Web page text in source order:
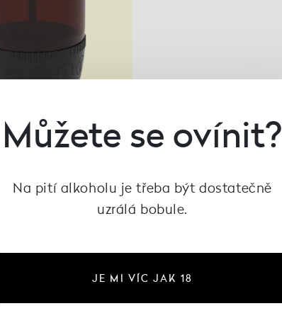
20L
KEG, Cantine
Borga
Můžete se ovínit?
Na pití alkoholu je třeba být dostatečně
uzrálá bobule.
JE MI VÍC JAK 18